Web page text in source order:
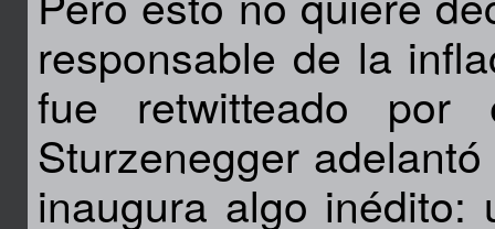
responsable de la
fue retwitteado por
Sturzenegger
inaugura algo inédito: